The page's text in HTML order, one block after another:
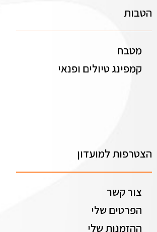
הטבות
מטבח
קמפינג טיולים ופנאי
הצטרפות למועדון
צור קשר
הפרטים שלי
ההזמנות שלי